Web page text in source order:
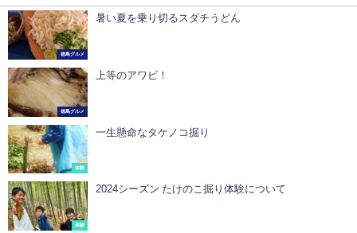
徳島グルメ
暑い夏を乗り切るスダチうどん
徳島グルメ
上等のアワビ！
体験
一生懸命なタケノコ掘り
体験
2024シーズン たけのこ掘り体験について